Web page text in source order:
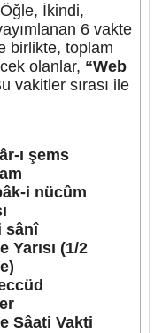
İkindi,
6 vakte
birlikte, toplam
olanlar, “Web
vakitler sırası ile
ı şems
i nücûm
sânî
Yarısı (1/2
Sâati Vakti